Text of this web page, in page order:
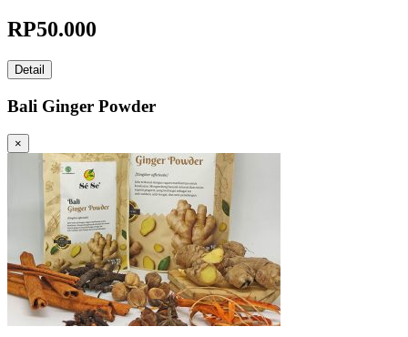
RP50.000
Detail
Bali Ginger Powder
×